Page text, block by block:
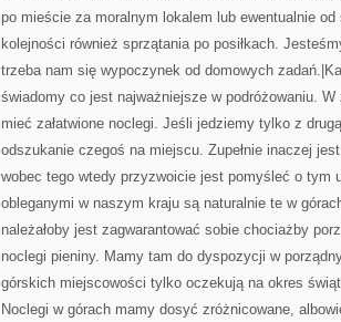
po mieście za moralnym lokalem lub ewentualnie
kolejności również sprzątania po posiłkach.
trzeba nam się wypoczynek od domowych
świadomy co jest najważniejsze w podróżowaniu.
mieć załatwione noclegi. Jeśli jedziemy tylko z
odszukanie czegoś na miejscu. Zupełnie inaczej
wobec tego wtedy przyzwoicie jest pomyśleć o tym
obleganymi w naszym kraju są naturalnie te w
należałoby jest zagwarantować sobie chociażby
noclegi pieniny. Mamy tam do dyspozycji w
górskich miejscowości tylko oczekują na okres
Noclegi w górach mamy dosyć zróżnicowane,